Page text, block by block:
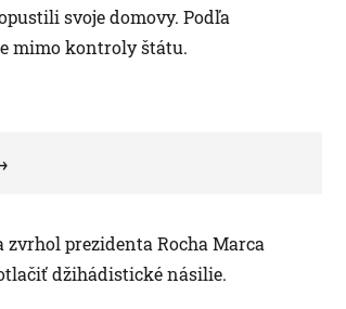
svoje domovy. Podľa
mimo kontroly štátu.
prezidenta Rocha Marca
džihádistické násilie.